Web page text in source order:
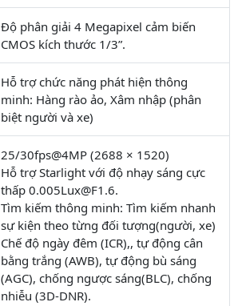
Độ phân giải 4 Megapixel cảm biến
CMOS kích thước 1/3”.
Hỗ trợ chức năng phát hiện thông
minh: Hàng rào ảo, Xâm nhập (phân
biệt người và xe)
25/30fps@4MP (2688 × 1520)
Hỗ trợ Starlight với độ nhạy sáng cực
thấp 0.005Lux@F1.6.
Tìm kiếm thông minh: Tìm kiếm nhanh
sự kiện theo từng đối tượng(người, xe)
Chế độ ngày đêm (ICR),, tự động cân
bằng trắng (AWB), tự động bù sáng
(AGC), chống ngược sáng(BLC), chống
nhiễu (3D-DNR).